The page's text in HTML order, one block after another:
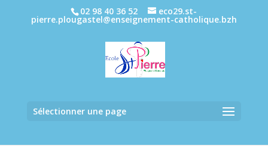
02 98 40 36 52 eco29.st-
pierre.plougastel@enseignement-catholique.bzh
Sélectionner une page